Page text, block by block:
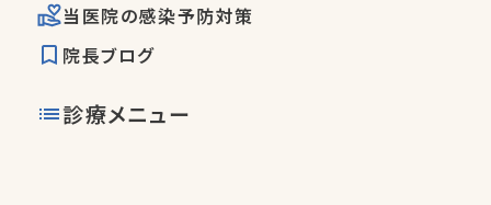
当医院の感染予防対策
院長ブログ
診療メニュー